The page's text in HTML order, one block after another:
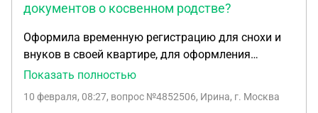
документов о косвенном родстве?
Оформила временную регистрацию для снохи и
внуков в своей квартире, для оформления
резидентского разрешения при оформлении
в договоре. И нужно ли предоставлять копии
Показать полностью
10 февраля, 08:27, вопрос №4852506, Ирина, г. Москва